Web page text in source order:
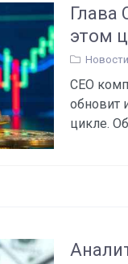
Глава
этом
Новости
CEO
обновит
цикле.